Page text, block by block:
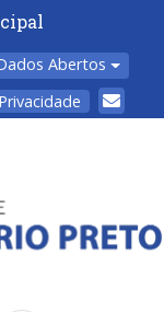
Abertos